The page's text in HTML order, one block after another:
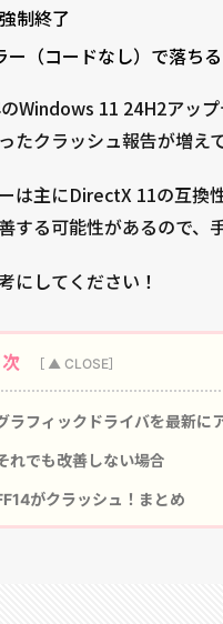
制終了
（コードなし）で落ちる
Windows 11 24H2アッ
たクラッシュ報告が増えて
は主にDirectX 11の互換
する可能性があるので、
にしてください！
次
ラフィックドライバを最新に
れでも改善しない場合
がクラッシュ！まとめ